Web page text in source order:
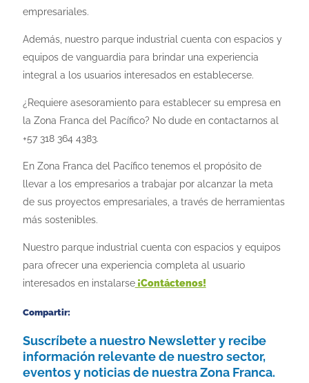
empresariales.
Además, nuestro parque industrial cuenta con espacios y
equipos de vanguardia para brindar una experiencia
integral a los usuarios interesados ​​en establecerse.
¿Requiere asesoramiento para establecer su empresa en
la Zona Franca del Pacífico? No dude en contactarnos al
+57 318 364 4383.
En Zona Franca del Pacífico tenemos el propósito de
llevar a los empresarios a trabajar por alcanzar la meta
de sus proyectos empresariales, a través de herramientas
más sostenibles.
Nuestro parque industrial cuenta con espacios y equipos
para ofrecer una experiencia completa al usuario
interesados en instalarse¡Contáctenos!
Compartir:
Suscríbete a nuestro Newsletter y recibe
información relevante de nuestro sector,
eventos y noticias de nuestra Zona Franca.